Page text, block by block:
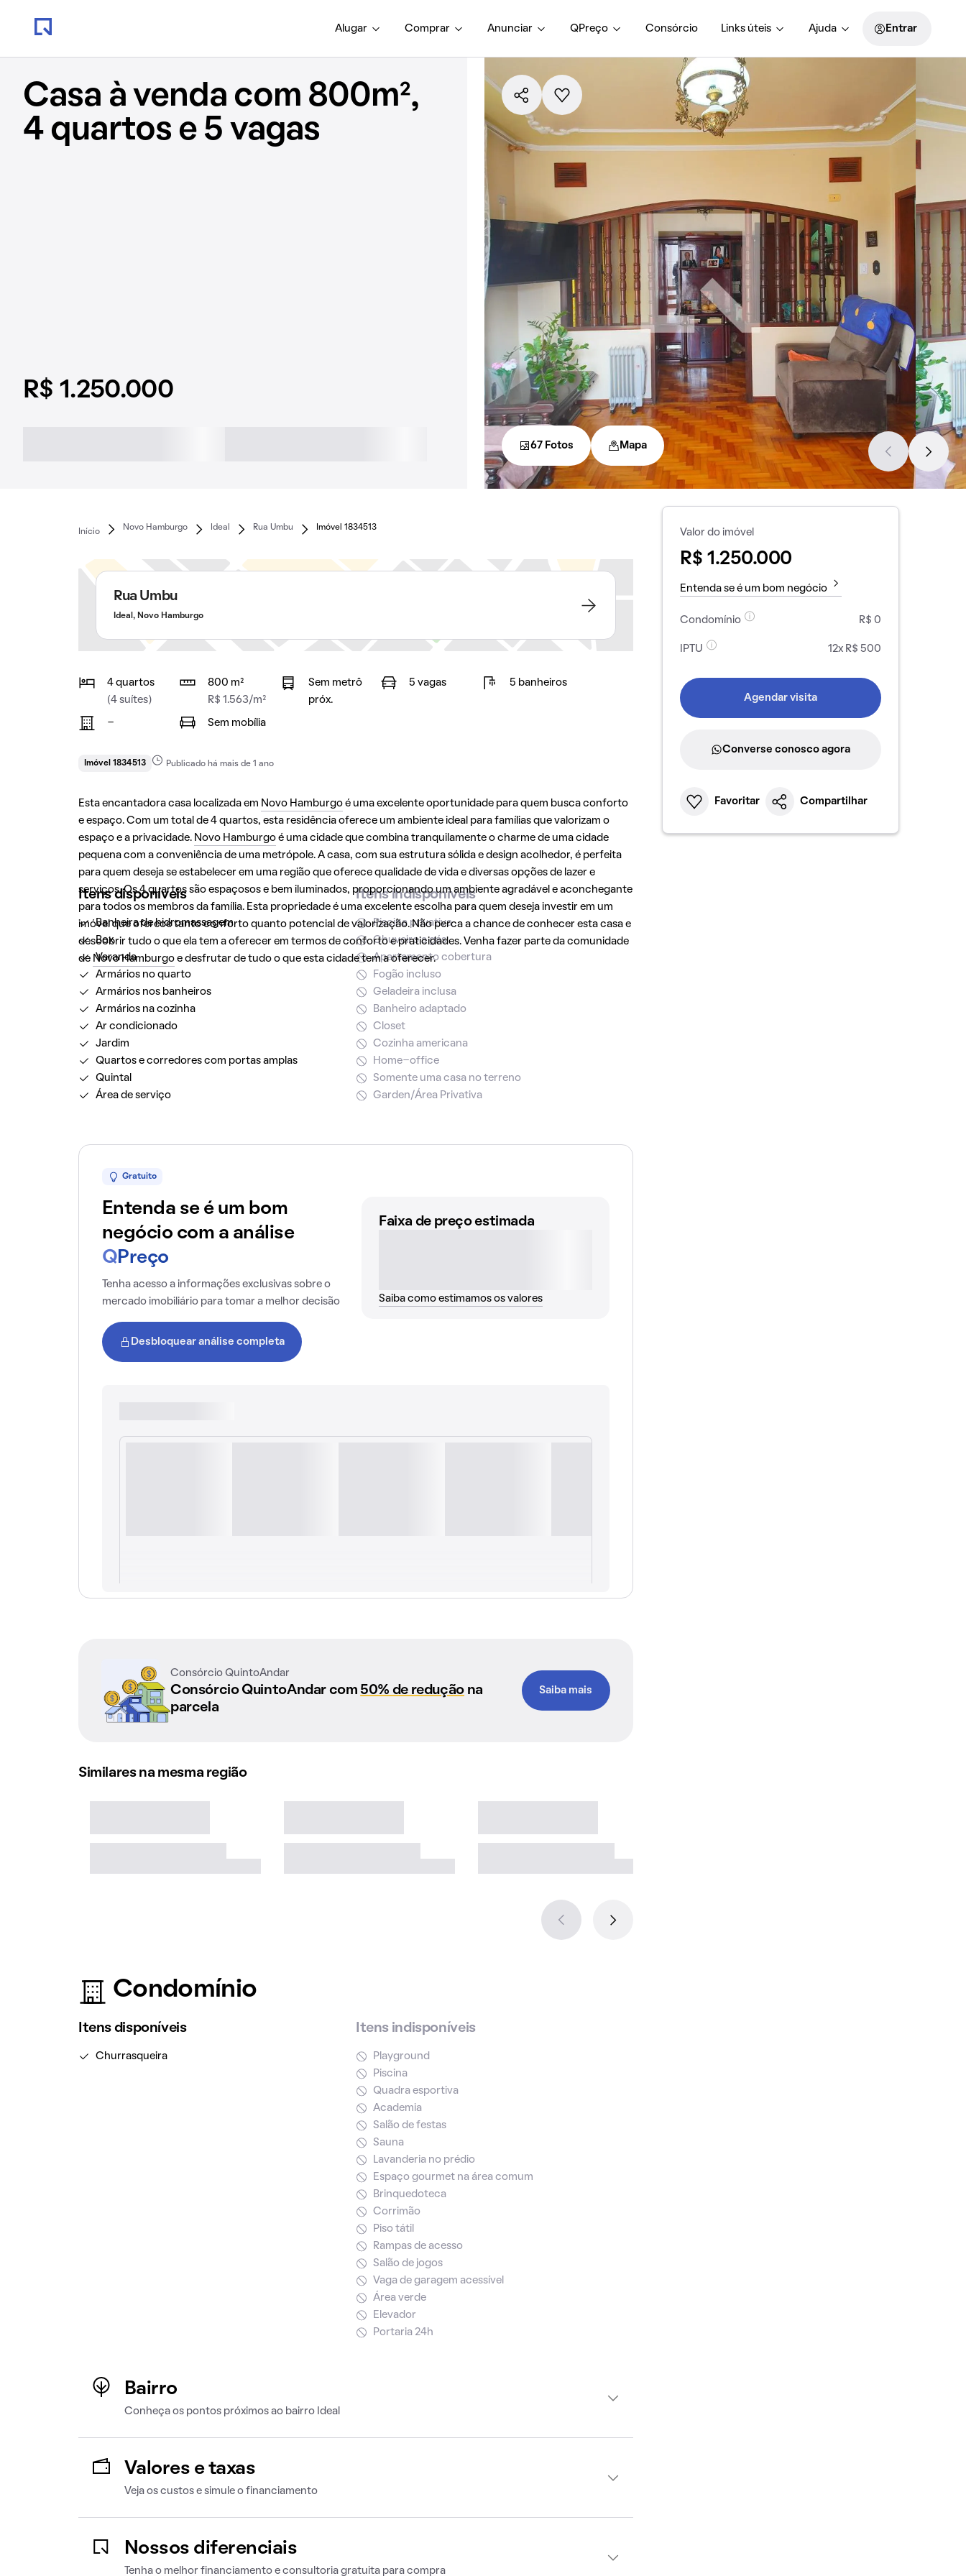
Alugar Comprar Anunciar QPreço Consórcio Links úteis Ajuda Entrar
Casa à venda com 800m²,
4 quartos e 5 vagas
R$ 1.250.000
67 Fotos Mapa
Início
Novo Hamburgo Ideal Rua Umbu Imóvel 1834513
Rua Umbu
Ideal, Novo Hamburgo
4 quartos
(4 suítes)
800 m²
R$ 1.563/m²
Sem metrô
próx.
5 vagas 5 banheiros
- Sem mobília
Imóvel 1834513 Publicado há mais de 1 ano
Esta encantadora casa localizada em Novo Hamburgoé uma excelente oportunidade para quem busca conforto
e espaço. Com um total de 4 quartos, esta residência oferece um ambiente ideal para famílias que valorizam o
espaço e a privacidade. Novo Hamburgoé uma cidade que combina tranquilamente o charme de uma cidade
pequena com a conveniência de uma metrópole. A casa, com sua estrutura sólida e design acolhedor, é perfeita
para quem deseja se estabelecer em uma região que oferece qualidade de vida e diversas opções de lazer e
serviços. Os 4 quartos são espaçosos e bem iluminados, proporcionando um ambiente agradável e aconchegante
para todos os membros da família. Esta propriedade é uma excelente escolha para quem deseja investir em um
imóvel que oferece tanto conforto quanto potencial de valorização. Não perca a chance de conhecer esta casa e
descobrir tudo o que ela tem a oferecer em termos de conforto e praticidades. Venha fazer parte da comunidade
de Novo Hamburgoe desfrutar de tudo o que esta cidade tem a oferecer.
Itens disponíveis
Banheira de hidromassagem
Box
Varanda
Armários no quarto
Armários nos banheiros
Armários na cozinha
Ar condicionado
Jardim
Quartos e corredores com portas amplas
Quintal
Área de serviço
Itens indisponíveis
Piscina privativa
Chuveiro a gás
Apartamento cobertura
Fogão incluso
Geladeira inclusa
Banheiro adaptado
Closet
Cozinha americana
Home-office
Somente uma casa no terreno
Garden/Área Privativa
Gratuito
Entenda se é um bom
negócio com a análise
Q Preço
Tenha acesso a informações exclusivas sobre o
mercado imobiliário para tomar a melhor decisão
Desbloquear análise completa
Faixa de preço estimada
Saiba como estimamos os valores
Consórcio QuintoAndar
Consórcio QuintoAndar com 50% de reduçãona
parcela
Saiba mais
Similares na mesma região
Condomínio
Itens disponíveis
Churrasqueira
Itens indisponíveis
Playground
Piscina
Quadra esportiva
Academia
Salão de festas
Sauna
Lavanderia no prédio
Espaço gourmet na área comum
Brinquedoteca
Corrimão
Piso tátil
Rampas de acesso
Salão de jogos
Vaga de garagem acessível
Área verde
Elevador
Portaria 24h
Bairro
Conheça os pontos próximos ao bairro Ideal
Valores e taxas
Veja os custos e simule o financiamento
Nossos diferenciais
Tenha o melhor financiamento e consultoria gratuita para compra
Valor do imóvel
R$ 1.250.000
Entenda se é um bom negócio
Condomínio R$ 0
IPTU 12x R$ 500
Agendar visita
Converse conosco agora
Favoritar Compartilhar